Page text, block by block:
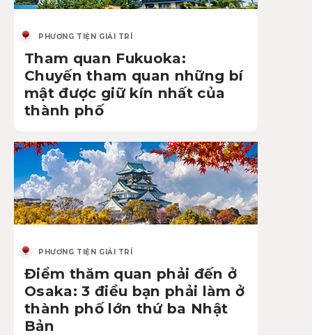
PHƯƠNG TIỆN GIẢI TRÍ
Tham quan Fukuoka:
Chuyến tham quan những bí
mật được giữ kín nhất của
thành phố
PHƯƠNG TIỆN GIẢI TRÍ
Điểm thăm quan phải đến ở
Osaka: 3 điều bạn phải làm ở
thành phố lớn thứ ba Nhật
Bản